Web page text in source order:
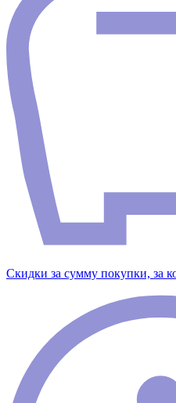
Скидки за сумму покупки, за